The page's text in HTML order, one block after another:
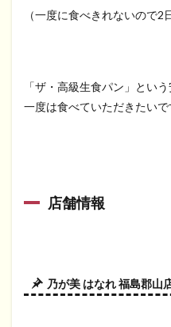
（一度に食べきれないので2
「ザ・高級生食パン」とい
一度は食べていただきたいで
店舗情報
乃が美 はなれ 福島郡山